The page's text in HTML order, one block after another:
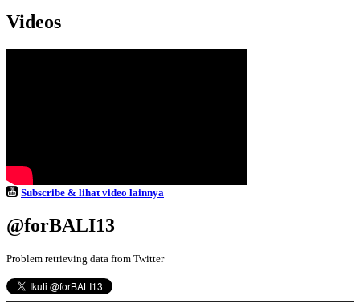
Videos
Subscribe & lihat video lainnya
@forBALI13
Problem retrieving data from Twitter